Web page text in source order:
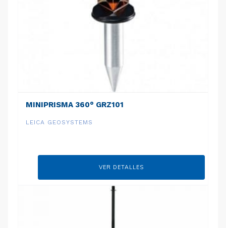
MINIPRISMA 360° GRZ101
LEICA GEOSYSTEMS
VER DETALLES